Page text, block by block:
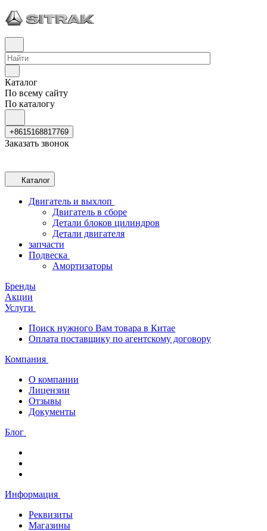
Каталог
По всему сайту
По каталогу
+8615168817769
Заказать звонок
Каталог
Двигатель и выхлоп
Двигатель в сборе
Детали блоков цилиндров
Детали двигателя
запчасти
Подвеска
Амортизаторы
Бренды
Акции
Услуги
Поиск нужного Вам товара в Китае
Оплата поставщику по агентскому договору
Компания
О компании
Лицензии
Отзывы
Документы
Блог
Информация
Реквизиты
Магазины